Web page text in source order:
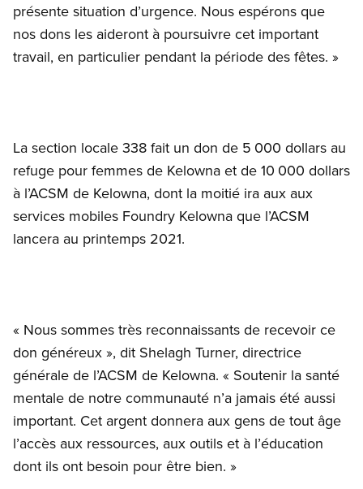
présente situation d’urgence. Nous espérons que
nos dons les aideront à poursuivre cet important
travail, en particulier pendant la période des fêtes. »
La section locale 338 fait un don de 5 000 dollars au
refuge pour femmes de Kelowna et de 10 000 dollars
à l’ACSM de Kelowna, dont la moitié ira aux aux
services mobiles Foundry Kelowna que l’ACSM
lancera au printemps 2021.
« Nous sommes très reconnaissants de recevoir ce
don généreux », dit Shelagh Turner, directrice
générale de l’ACSM de Kelowna. « Soutenir la santé
mentale de notre communauté n’a jamais été aussi
important. Cet argent donnera aux gens de tout âge
l’accès aux ressources, aux outils et à l’éducation
dont ils ont besoin pour être bien. »